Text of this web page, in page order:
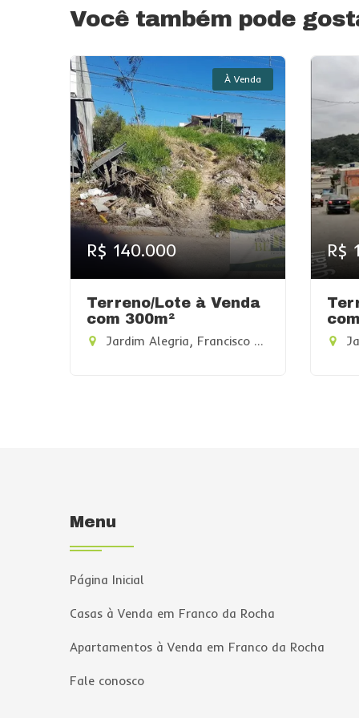
Você também pode
À Venda
R$ 140.000
Terreno/Lote à Venda
com 300m²
Jardim Alegria, Francisco Morato-SP
R$
Menu
Página Inicial
Casas à Venda em Franco da Rocha
Apartamentos à Venda em Franco da Rocha
Fale conosco